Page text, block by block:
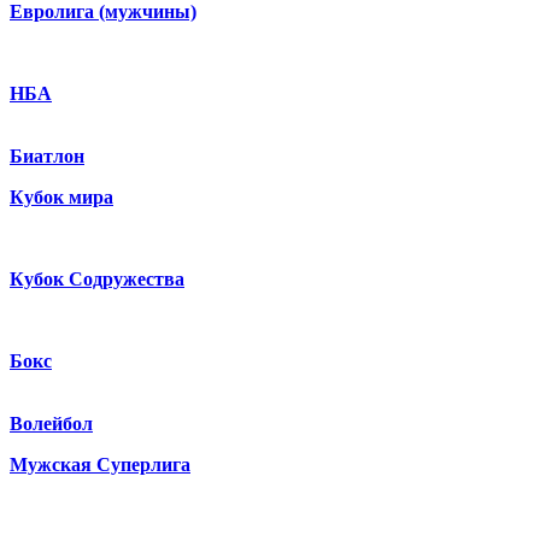
Евролига (мужчины)
НБА
Биатлон
Кубок мира
Кубок Содружества
Бокс
Волейбол
Мужская Суперлига